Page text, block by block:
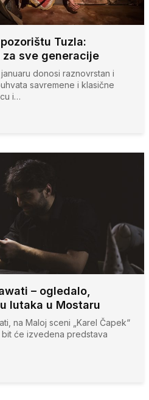
Tuzla:
sve generacije
donosi raznovrstan i
savremene i klasične
i…
– ogledalo,
lutaka u Mostaru
na Maloj sceni „Karel Čapek“
će izvedena predstava